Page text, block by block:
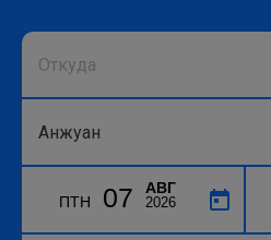
ПТН 07 АВГ
2026